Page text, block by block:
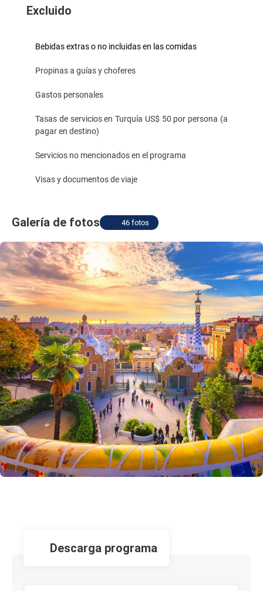
Excluido
Bebidas extras o no incluidas en las comidas
Propinas a guías y choferes
Gastos personales
Tasas de servicios en Turquía US$ 50 por persona (a
pagar en destino)
Servicios no mencionados en el programa
Visas y documentos de viaje
Galería de fotos 46 fotos
descarga programa